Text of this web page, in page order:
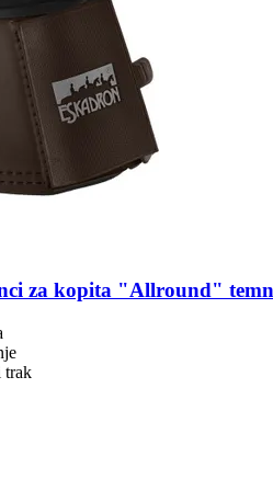
za kopita "Allround"
trak